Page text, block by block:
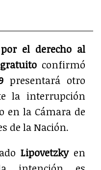
el derecho al
confirmó
presentará otro
la interrupción
en la Cámara de
de la Nación.
Lipovetzkyen